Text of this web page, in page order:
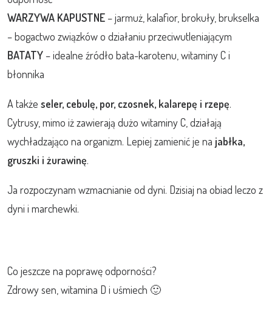
WARZYWA KAPUSTNE – jarmuż, kalafior, brokuły, brukselka
– bogactwo związków o działaniu przeciwutleniającym
BATATY – idealne źródło bata-karotenu, witaminy C i
błonnika
A także seler, cebulę, por, czosnek, kalarepę i rzepę.
Cytrusy, mimo iż zawierają dużo witaminy C, działają
wychładzająco na organizm. Lepiej zamienić je na jabłka,
gruszki i żurawinę.
Ja rozpoczynam wzmacnianie od dyni. Dzisiaj na obiad leczo z
dyni i marchewki.
Co jeszcze na poprawę odporności?
Zdrowy sen, witamina D i uśmiech 🙂